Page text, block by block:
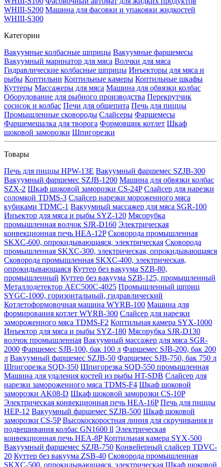
WHIII-S200 Машина для фасовки и упаковки жидкостей
WHIII-S300
Категории
Вакуумные колбасные шприцы Вакуумные фаршемесы
Вакуумный маринатор для мяса Волчки для мяса
Гидравлические колбасные шприцы Инъекторы для мяса и
рыбы Коптильни Коптильные камеры Коптильные шкафы
Куттеры Массажеры для мяса Машина для обвязки колбас
Оборудование для рыбного производства Перекрутчик
сосисок и колбас Печи для общепита Печь для пиццы
Промышленные сковороды Слайсеры Фаршемесы
Фаршемешалка для творога Формовщик котлет Шкаф
шоковой заморозки Шпигорезки
Товары
Печь для пиццы HPW-13E Вакуумный фаршемес SZJB-300
Вакуумный фаршемес SZJB-1200 Машина для обвязки колбас
SZX-2 Шкаф шоковой заморозки CS-24P Слайсер для нарезки
соломкой TDMS-3 Слайсер нарезки мороженного мяса
кубиками TDMC-1 Вакуумный массажер для мяса SGR-100
Инъектор для мяса и рыбы SYZ-120 Мясорубка
промышленная волчок SJR-D160 Электрическая
конвекционная печь HEA-12P Сковорода промышленная
SKXC-600, опрокидывающаяся, электрическая Сковорода
промышленная SKXC-300, электрическая, опрокидывающаяся
Сковорода промышленная SKXC-400, электрическая,
опрокидывающаяся Куттер без вакуума SZB-80,
промышленный Куттер без вакуума SZB-125, промышленный
Металлодетектор AEC500C-4025 Промышленный шприц
SYGC-1000, горизонтальный, гидравлический
Котлетоформовочная машина WYRB-100 Машина для
формирования котлет WYRB-300 Слайсер для нарезки
замороженного мяса TDMS-F2 Коптильная камера SYX-1000
Инъектор для мяса и рыбы SYZ-180 Мясорубка SJR-D130
волчок промышленная Вакуумный массажер для мяса SGR-
2000 Фаршемес SJB-100, бак 100 л Фаршемес SJB-200, бак 200
л Вакуумный фаршемес SZJB-50 Фаршемес SJB-750, бак 750 л
Шпигорезка SQD-350 Шпигорезка SQD-550 промышленная
Машина для удаления костей из рыбы HT-SDB Слайсер для
нарезки замороженного мяса TDMS-F4 Шкаф шоковой
заморозки AK08-D Шкаф шоковой заморозки CS-10P
Электрическая конвекционная печь HEA-16P Печь для пиццы
HEP-12 Вакуумный фаршемес SZJB-500 Шкаф шоковой
заморозки CS-5P Высокоскоростная линия для скручивания и
подвешивания колбас GN1600 ll Электрическая
конвекционная печь HEA-8P Коптильная камера SYX-500
Вакуумный фаршемес SZJB-750 Конвейерный слайсер TDVC-
20 Куттер без вакуума ZSB-40 Сковорода промышленная
SKXC-500, опрокидывающаяся, электрическая Шкаф шоковой